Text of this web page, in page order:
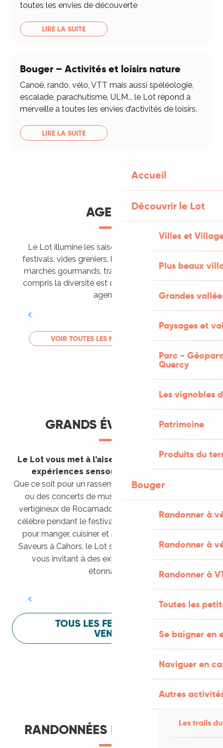
Accueil
Découvrir le Lot
Villes et
Plus beaux
Grandes
Paysages et
Parc -
Quercy
Les vignobles
Patrimoine
Produits du
Bouger
Randonner à
Randonner à
Randonner à
Toutes les
Se baigner en
Naviguer en
Autres
Les trails
toutes les envies de découverte
LIRE LA SUITE
Bouger – Activités et loisirs nature
Canoë, rando, vélo, VTT mais aussi spéléologie,
escalade, parachutisme, ULM... le Lot répond à
merveille à toutes les envies d’activités de loisirs.
LIRE LA SUITE
AGENDA
Le Lot illumine les saisons de ses animations :
festivals, vides greniers, brocantes, fêtes votives,
marchés gourmands, trails sportifs… Vous l’aurez
compris la diversité est de mise, alors tous à vos
agendas !
LIRE LA SUITE
VOIR TOUTES LES MANIFESTATIONS
GRANDS ÉVÈNEMENTS
Le Lot vous met à l’aise en vous invitant à des
expériences sensorielles étonnantes !
Que ce soit pour un rassemblement de montgolfières
ou des concerts de musique sacrée dans le site
vertigineux de Rocamadour, pour écouter un opéra
célèbre pendant le festival de Saint-Céré ou encore
pour manger, cuisiner et s’amuser pendant Lot of
Saveurs à Cahors, le Lot sait vous mettre à l’aise en
vous invitant à des expériences sensorielles
étonnantes !
Festival Lot of Saveurs
TOUS LES FESTIVALS À
VENIR
RANDONNÉES ET ITINÉRANCE